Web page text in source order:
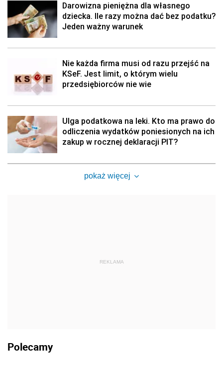
Darowizna pieniężna dla własnego
dziecka. Ile razy można dać bez podatku?
Jeden ważny warunek
Nie każda firma musi od razu przejść na
KSeF. Jest limit, o którym wielu
przedsiębiorców nie wie
Ulga podatkowa na leki. Kto ma prawo do
odliczenia wydatków poniesionych na ich
zakup w rocznej deklaracji PIT?
pokaż więcej
REKLAMA
Polecamy